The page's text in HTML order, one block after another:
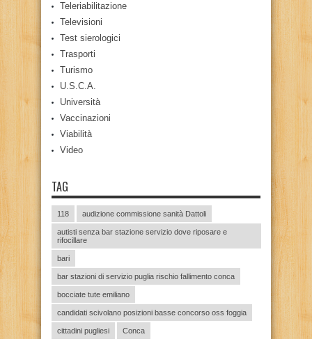
Teleriabilitazione
Televisioni
Test sierologici
Trasporti
Turismo
U.S.C.A.
Università
Vaccinazioni
Viabilità
Video
TAG
118 audizione commissione sanità Dattoli
autisti senza bar stazione servizio dove riposare e
rifocillare
bari
bar stazioni di servizio puglia rischio fallimento conca
bocciate tute emiliano
candidati scivolano posizioni basse concorso oss foggia
cittadini pugliesi Conca